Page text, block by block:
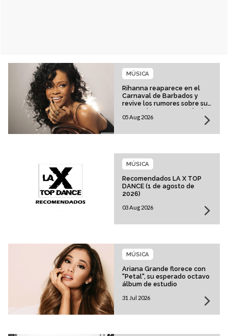
Rihanna reaparece en el
Carnaval de Barbados y
revive los rumores sobre su
esperado regreso musical
MÚSICA
05 Aug 2026
Recomendados LA X TOP
DANCE (1 de agosto de
2026)
MÚSICA
03 Aug 2026
Ariana Grande florece con
"Petal", su esperado octavo
álbum de estudio
MÚSICA
31 Jul 2026